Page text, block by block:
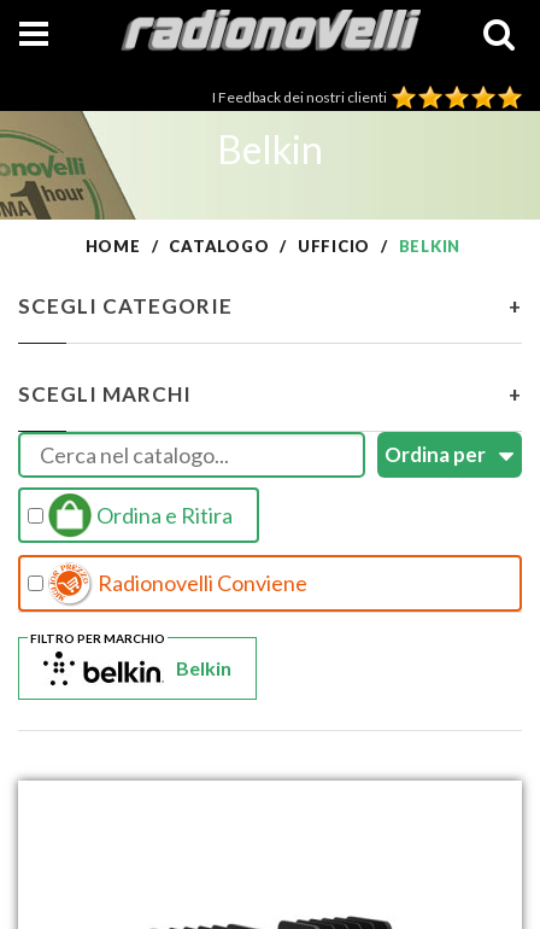
I Feedback dei nostri clienti
Belkin
HOME CATALOGO UFFICIO BELKIN
SCEGLI CATEGORIE +
SCEGLI MARCHI +
Ordina e Ritira
Radionovelli Conviene
Belkin
FILTRO PER MARCHIO